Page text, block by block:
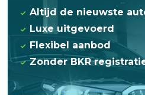
Altijd de nieuwste
Luxe uitgevoerd
Flexibel aanbod
Zonder BKR